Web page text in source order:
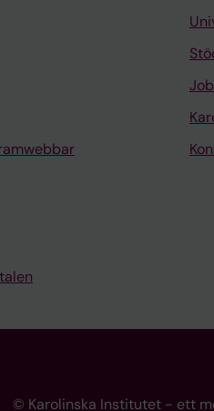
© Karolinska Institutet - ett